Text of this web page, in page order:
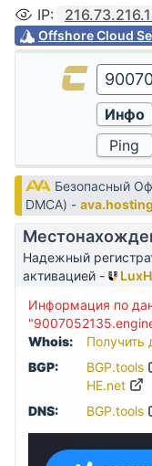
IP:
Offshore Cloud
Безопасный
DMCA) - ava.hosting
Надежный
активацией -
Информация по
Whois:
Получить
BGP:
BGP.tools
HE.net
DNS:
BGP.tools